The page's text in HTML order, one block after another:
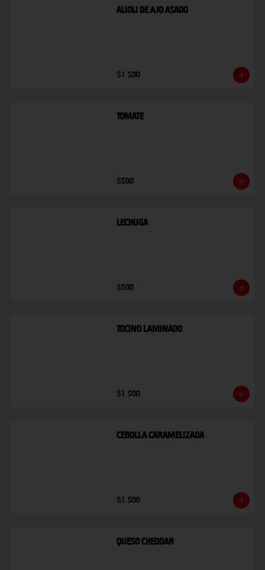
Alioli De Ajo Asado
$1.500
Tomate
$500
Lechuga
$500
Tocino Laminado
$1.500
Cebolla Caramelizada
$1.500
Queso Cheddar